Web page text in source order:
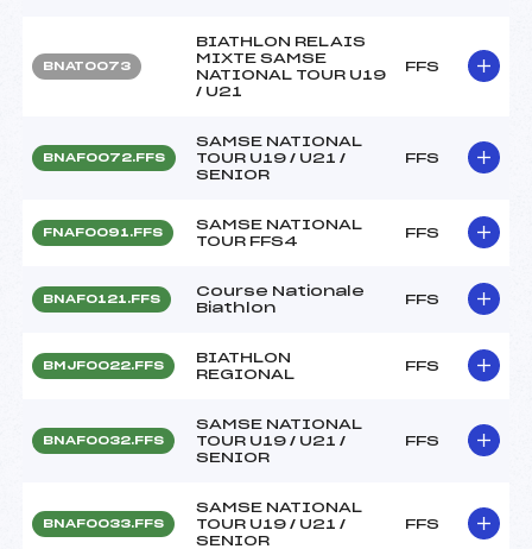
BNAT0073
BIATHLON RELAIS
MIXTE SAMSE
NATIONAL TOUR U19
/ U21
FFS
BNAF0072.FFS
SAMSE NATIONAL
TOUR U19 / U21 /
SENIOR
FFS
FNAF0091.FFS
SAMSE NATIONAL
TOUR FFS4
FFS
BNAF0121.FFS
Course Nationale
Biathlon
FFS
BMJF0022.FFS
BIATHLON
REGIONAL
FFS
BNAF0032.FFS
SAMSE NATIONAL
TOUR U19 / U21 /
SENIOR
FFS
BNAF0033.FFS
SAMSE NATIONAL
TOUR U19 / U21 /
SENIOR
FFS